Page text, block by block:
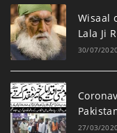
Wisaal
Lala Ji
30/07/
27/03/